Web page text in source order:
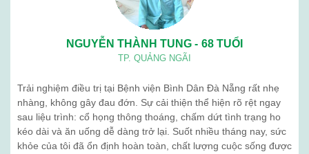
NGUYỄN THÀNH TUNG - 68 TUỔI
TP. QUẢNG NGÃI
Trải nghiệm điều trị tại Bệnh viện Bình Dân Đà Nẵng rất nhẹ
nhàng, không gây đau đớn. Sự cải thiện thể hiện rõ rệt ngay
sau liệu trình: cổ họng thông thoáng, chấm dứt tình trạng ho
kéo dài và ăn uống dễ dàng trở lại. Suốt nhiều tháng nay, sức
khỏe của tôi đã ổn định hoàn toàn, chất lượng cuộc sống được